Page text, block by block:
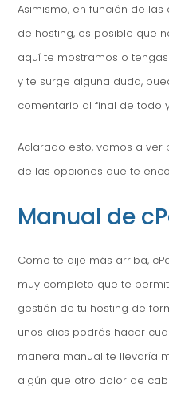
Asimismo, en función de
de hosting, es posible que
aquí te mostramos o
y te surge alguna duda,
comentario al final de todo
Aclarado esto, vamos a
de las opciones que te
Manual de
Como te dije más arriba,
muy completo que te
gestión de tu hosting de
unos clics podrás hacer
manera manual te llevaría
algún que otro dolor de